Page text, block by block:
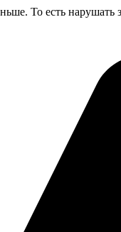
То есть